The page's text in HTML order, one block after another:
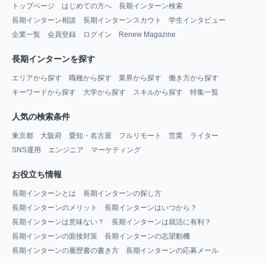
トップページ はじめての方へ
長期インターン検索
長期インターン相談
長期インターンスカウト
学生インタビュー
企業一覧
会員登録 ログイン Renew Magazine
長期インターンを探す
エリアから探す 職種から探す 業界から探す
働き方から探す
キーワードから探す
大学から探す スキルから探す 特集一覧
人気の検索条件
東京都 大阪府 愛知・名古屋 フルリモート 営業
ライター
SNS運用
エンジニア マーケティング
お役立ち情報
長期インターンとは
長期インターンの探し方
長期インターンのメリット
長期インターンはいつから？
長期インターンは意味ない？
長期インターンは就活に有利？
長期インターンの面接対策
長期インターンの志望動機
長期インターンの履歴書の書き方
長期インターンの応募メール